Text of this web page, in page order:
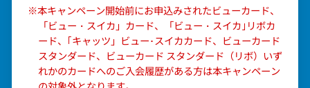
※本キャンペーン開始前にお申込みされたビューカード、
「ビュー・スイカ」カード、「ビュー・スイカ｣リボカ
ード、｢キャッツ」ビュー･スイカカード、ビューカード
スタンダード、ビューカード スタンダード（リボ）いず
れかのカードへのご入会履歴がある方は本キャンペーン